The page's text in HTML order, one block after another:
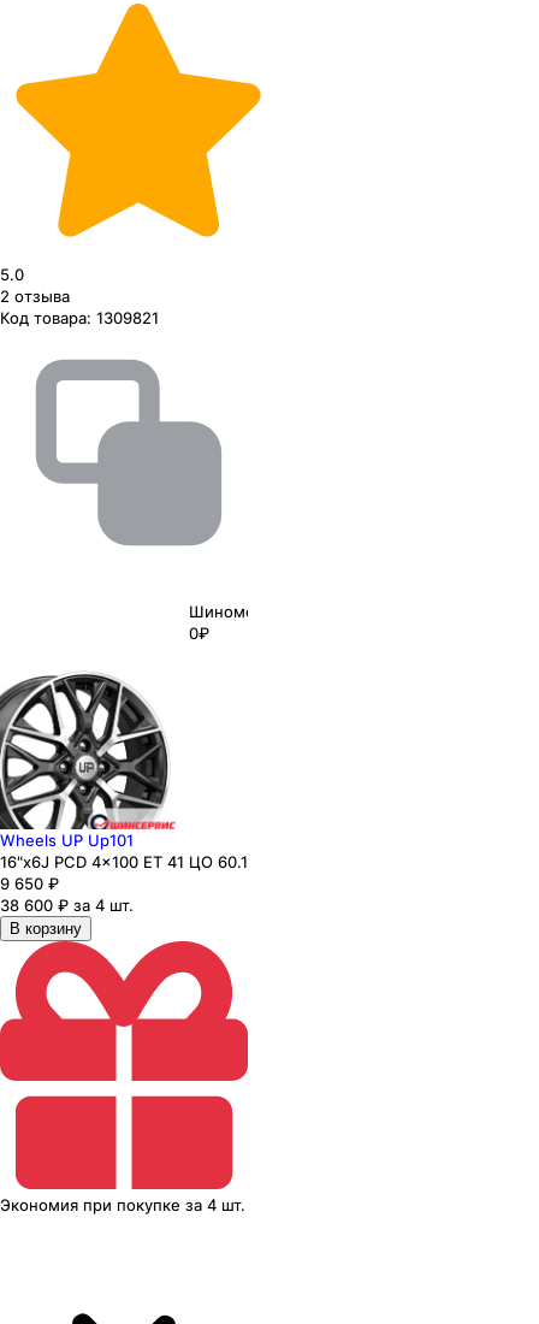
5.0
2 отзыва
Код товара: 1309821
Шиномонтаж
0₽
Wheels UP Up101
16"x6J PCD 4x100 ЕТ 41 ЦО 60.1
9 650 ₽
38 600 ₽ за 4 шт.
В корзину
Экономия при покупке за 4 шт.